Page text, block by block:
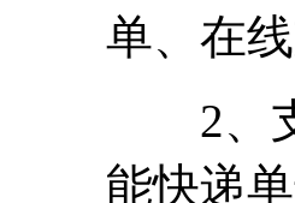
单、在
2、支
能快递